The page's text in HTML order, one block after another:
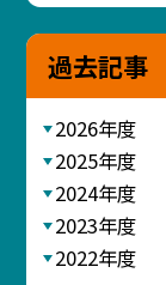
過去記事
2026年度
2025年度
2024年度
2023年度
2022年度